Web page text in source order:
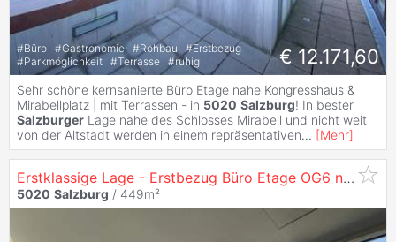
#Büro #Gastronomie #Rohbau #Erstbezug
#Parkmöglichkeit #Terrasse #ruhig € 12.171,60
Sehr schöne kernsanierte Büro Etage nahe Kongresshaus &
Mirabellplatz | mit Terrassen - in 5020 Salzburg! In bester
Salzburger Lage nahe des Schlosses Mirabell und nicht weit
von der Altstadt werden in einem repräsentativen... [Mehr]
Erstklassige Lage - Erstbezug Büro Etage OG6 nach Sanierung in
5020 Salzburg / 449m²